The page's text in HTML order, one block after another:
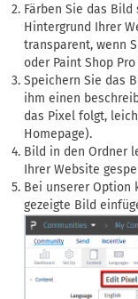
Färben Sie das
Hintergrund Ihrer
transparent, wenn
oder Paint Shop
Speichern Sie das
ihm einen
das Pixel folgt,
Homepage).
Bild in den Ordner
Ihrer Website
Bei unserer Option
gezeigte Bild